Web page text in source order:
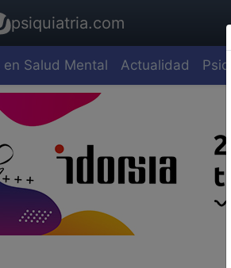
psiquiatria.com
en Salud Mental Actualidad